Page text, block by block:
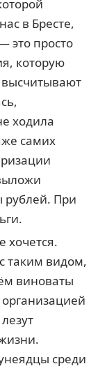
в Бресте,
это просто
которую
ходила
самих
рублей. При
хочется.
таким видом,
виноваты
среди